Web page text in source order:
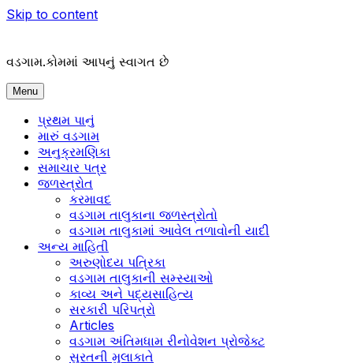
Skip to content
વડગામ.કોમમાં આપનું સ્વાગત છે
Menu
પ્રથમ પાનું
મારું વડગામ
અનુક્રમણિકા
સમાચાર પત્ર
જળસ્ત્રોત
કરમાવદ
વડગામ તાલુકાના જળસ્ત્રોતો
વડગામ તાલુકામાં આવેલ તળાવોની યાદી
અન્ય માહિતી
અરુણોદય પત્રિકા
વડગામ તાલુકાની સમ્સ્યાઓ
કાવ્ય અને પદ્યસાહિત્ય
સરકારી પરિપત્રો
Articles
વડગામ અંતિમધામ રીનોવેશન પ્રોજેક્ટ
સુરતની મુલાકાતે